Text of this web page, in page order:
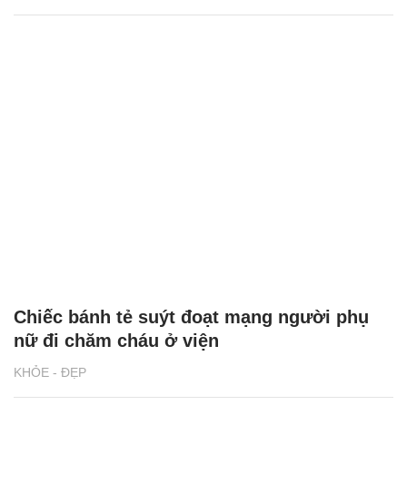
KHỎE - ĐẸP
Chiếc bánh tẻ suýt đoạt mạng người phụ
nữ đi chăm cháu ở viện